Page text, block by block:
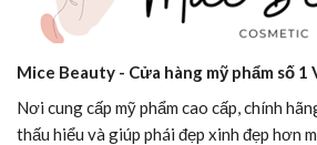
Mice Beauty - Cửa hàng mỹ phẩm số 1
Nơi cung cấp mỹ phẩm cao cấp, chính
thấu hiểu và giúp phái đẹp xinh đẹp hơn